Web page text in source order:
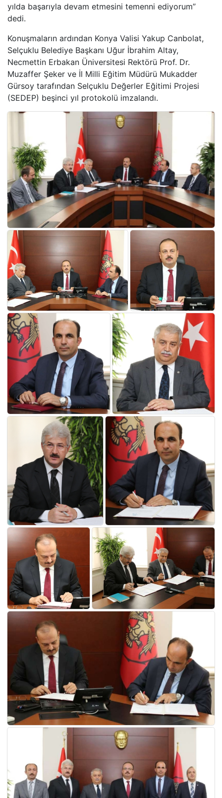
yılda başarıyla devam etmesini temenni ediyorum”
dedi.
Konuşmaların ardından Konya Valisi Yakup Canbolat,
Selçuklu Belediye Başkanı Uğur İbrahim Altay,
Necmettin Erbakan Üniversitesi Rektörü Prof. Dr.
Muzaffer Şeker ve İl Milli Eğitim Müdürü Mukadder
Gürsoy tarafından Selçuklu Değerler Eğitimi Projesi
(SEDEP) beşinci yıl protokolü imzalandı.